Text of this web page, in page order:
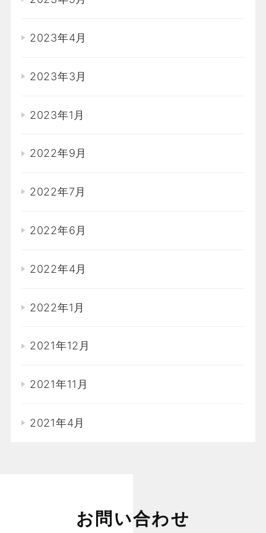
2023年4月
2023年3月
2023年1月
2022年9月
2022年7月
2022年6月
2022年4月
2022年1月
2021年12月
2021年11月
2021年4月
お問い合わせ